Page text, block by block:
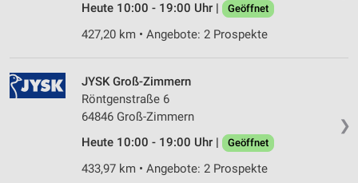
Heute 10:00 - 19:00 Uhr |
Geöffnet
427,20 km • Angebote: 2 Prospekte
❯
JYSK Groß-Zimmern
Röntgenstraße 6
64846 Groß-Zimmern
Heute 10:00 - 19:00 Uhr |
Geöffnet
433,97 km • Angebote: 2 Prospekte